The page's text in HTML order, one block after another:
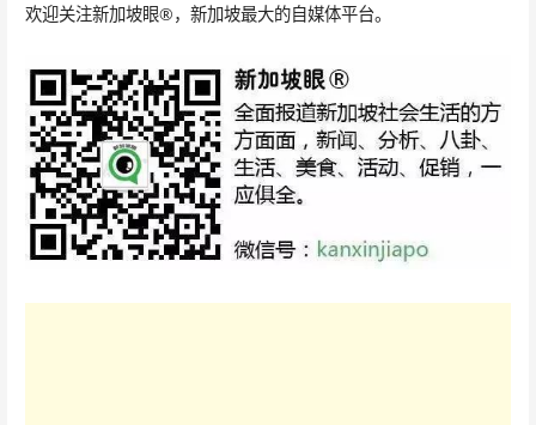
欢迎关注新加坡眼®，新加坡最大的自媒体平台。